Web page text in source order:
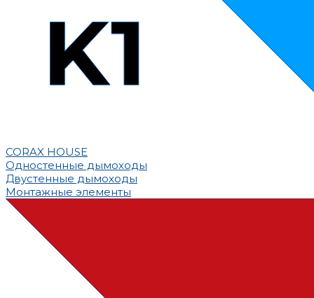
CORAX HOUSE
Одностенные дымоходы
Двустенные дымоходы
Монтажные элементы